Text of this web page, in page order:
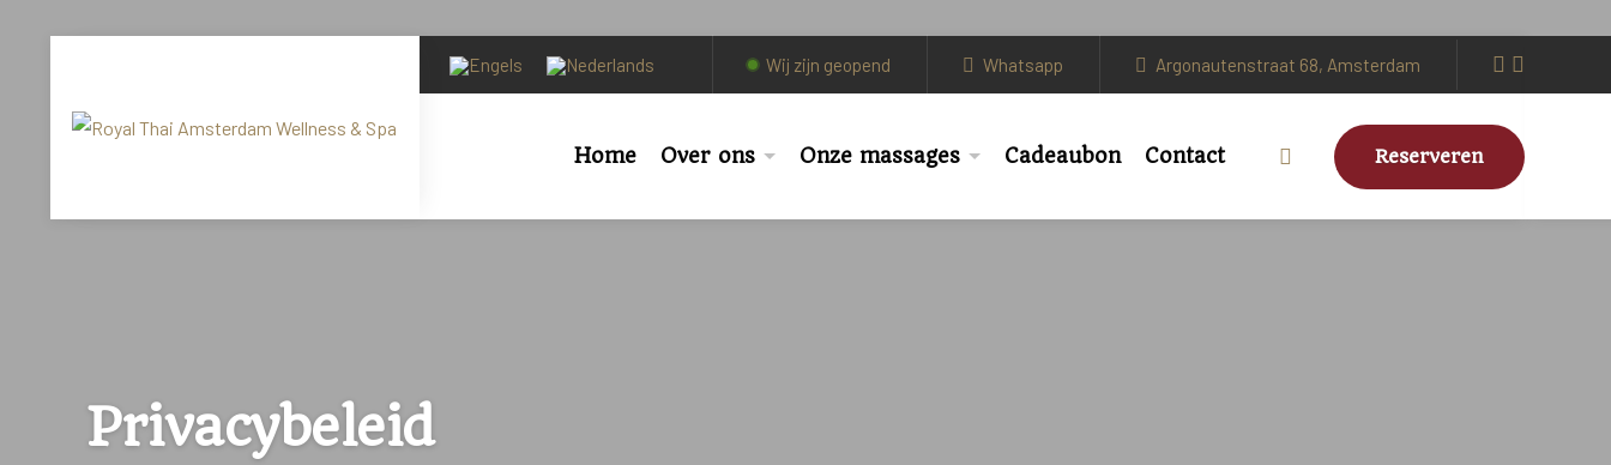
Wij zijn geopend Whatsapp Argonautenstraat 68, Amsterdam
Home Over ons Onze massages Cadeaubon Contact Reserveren
Privacybeleid